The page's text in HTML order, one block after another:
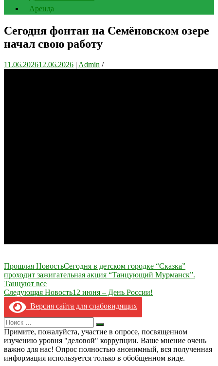
Аренда
Сегодня фонтан на Семёновском озере
начал свою работу
11.06.202612.06.2026 | Admin /
Навигация
по
записям
Прошлая НовостьСегодня в детском городке “Сказка”
проходит зажигательная акция “Танцующий Мурманск”.
Танцуют все
Следующая Новость12 июня – День России!
Версия сайта для слабовидящих
Search
for:
Искать
Примите, пожалуйста, участие в опросе, посвященном
изучению уровня "деловой" коррупции. Ваше мнение очень
важно для нас! Опрос полностью анонимный, вся полученная
информация используется только в обобщенном виде.